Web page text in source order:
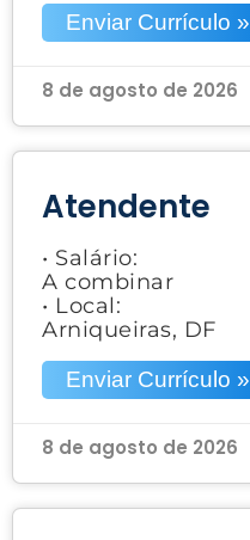
Enviar Currículo »
8 de agosto de 2026
Atendente
• Salário:
A combinar
• Local:
Arniqueiras, DF
Enviar Currículo »
8 de agosto de 2026